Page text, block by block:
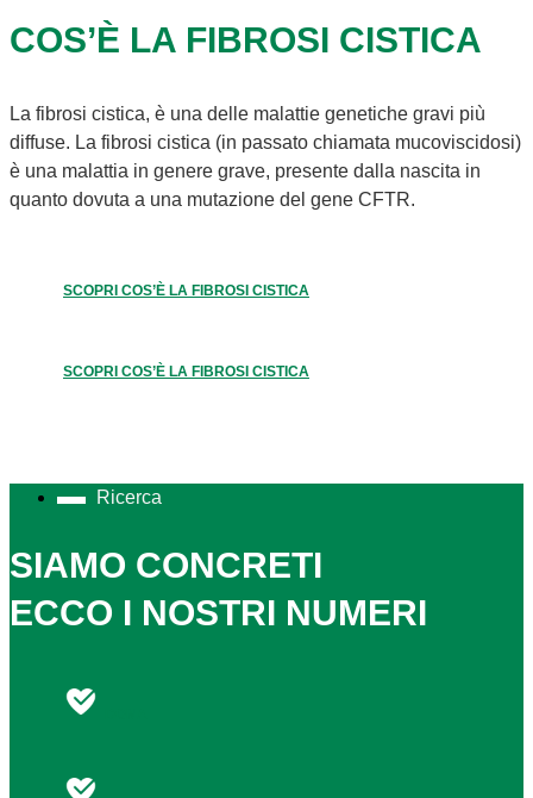
COS’È LA FIBROSI CISTICA
La fibrosi cistica, è una delle malattie genetiche gravi più
diffuse. La fibrosi cistica (in passato chiamata mucoviscidosi)
è una malattia in genere grave, presente dalla nascita in
quanto dovuta a una mutazione del gene CFTR.
SCOPRI COS’È LA FIBROSI CISTICA
SCOPRI COS’È LA FIBROSI CISTICA
Ricerca
SIAMO CONCRETI
ECCO I NOSTRI NUMERI